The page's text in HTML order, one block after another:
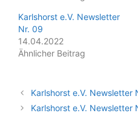
Karlshorst e.V. Newsletter
Nr. 09
14.04.2022
Ähnlicher Beitrag
Karlshorst e.V. Newsletter
Karlshorst e.V. Newsletter